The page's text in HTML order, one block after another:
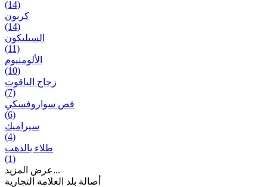
(14)
كربون
(14)
السيليكون
(11)
الألومنيوم
(10)
زجاج الياقوت
(7)
فص سواروفسكي
(6)
سيراميك
(4)
طلاء بالذهب
(1)
عرض المزيد...
أصالة بلد العلامة التجارية